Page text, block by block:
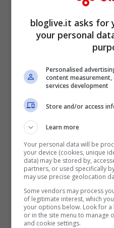
,
dei Paschi di Siena
ripercussioni
ha mostrato come
intervistati
qualche modo
accadendo alla terza
bloglive.it asks for
your personal
Personalised
content measurement,
services development
Store and/or access
Learn more
Your personal data will be
your device (cookies, unique
data) may be stored by,
partners, or used specifically
may use precise geolocation
Some vendors may process
of legitimate interest, which
your options below. Look for
or in the site menu to manage
and cookie settings.